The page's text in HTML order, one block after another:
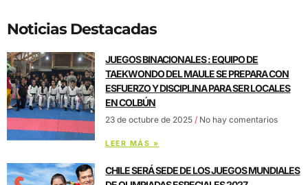
Noticias Destacadas
JUEGOS BINACIONALES : EQUIPO DE
TAEKWONDO DEL MAULE SE PREPARA CON
ESFUERZO Y DISCIPLINA PARA SER LOCALES
EN COLBÚN
23 de octubre de 2025 No hay comentarios
LEER MÁS »
CHILE SERÁ SEDE DE LOS JUEGOS MUNDIALES